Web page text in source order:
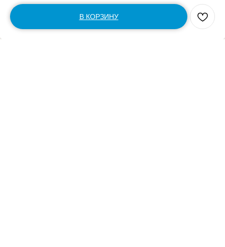
В КОРЗИНУ